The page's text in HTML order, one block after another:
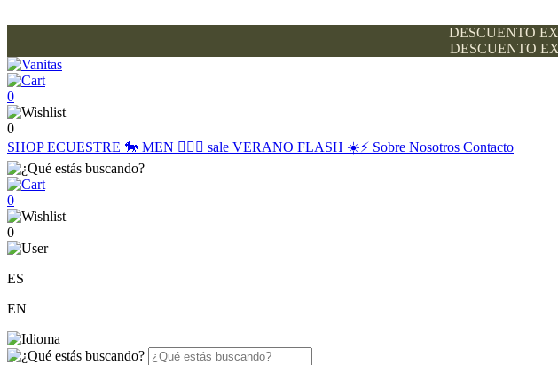
DESCUENTO
DESCUENTO
0
0
SHOPECUESTRE 🐎 MEN 🙋🏽‍♂️ sale VERANO FLASH ☀️⚡️ Sobre Nosotros Contacto
0
0
ES
EN